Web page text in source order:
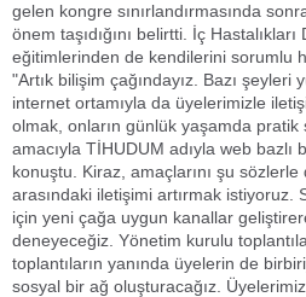
gelen kongre sınırlandırmasında
önem taşıdığını belirtti. İç
eğitimlerinden de kendilerini sorumlu
"Artık bilişim çağındayız. Bazı şeyleri
internet ortamıyla da üyelerimizle
olmak, onların günlük yaşamda pratik
amacıyla TİHUDUM adıyla web bazlı
konuştu. Kiraz, amaçlarını şu
arasındaki iletişimi artırmak istiyoruz.
için yeni çağa uygun kanallar
deneyeceğiz. Yönetim kurulu
toplantıların yanında üyelerin de
sosyal bir ağ oluşturacağız.